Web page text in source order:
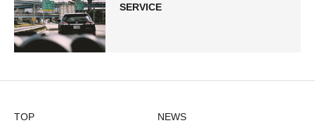
SERVICE
TOP NEWS